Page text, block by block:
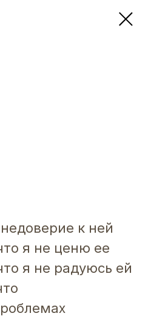
к ней
я не ценю ее
я не радуюсь ей